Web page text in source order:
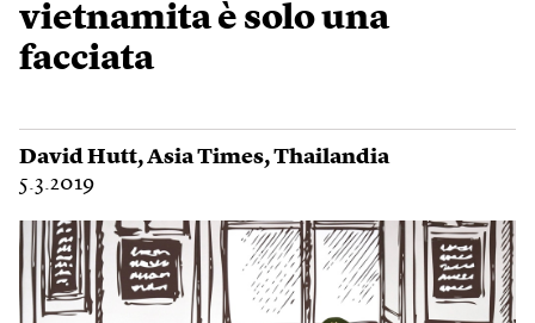
vietnamita è solo una
facciata
David Hutt,Asia Times,Thailandia
5.3.2019